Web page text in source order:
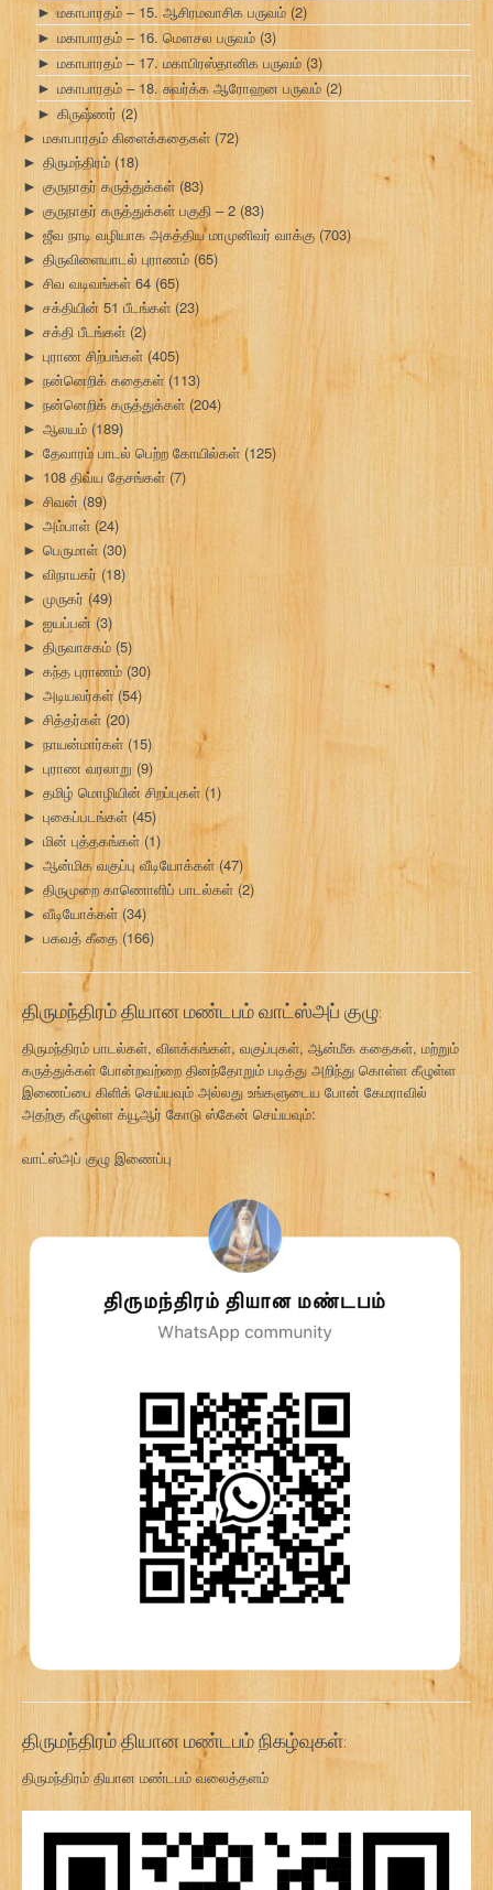
► மகாபாரதம் – 15. ஆசிரமவாசிக பருவம் (2)
► மகாபாரதம் – 16. மௌசல பருவம் (3)
► மகாபாரதம் – 17. மகாபிரஸ்தானிக பருவம் (3)
► மகாபாரதம் – 18. சுவர்க்க ஆரோஹன பருவம் (2)
► கிருஷ்ணர் (2)
► மகாபாரதம் கிளைக்கதைகள் (72)
► திருமந்திரம் (18)
► குருநாதர் கருத்துக்கள் (83)
► குருநாதர் கருத்துக்கள் பகுதி – 2 (83)
► ஜீவ நாடி வழியாக அகத்திய மாமுனிவர் வாக்கு (703)
► திருவிளையாடல் புராணம் (65)
► சிவ வடிவங்கள் 64 (65)
► சக்தியின் 51 பீடங்கள் (23)
► சக்தி பீடங்கள் (2)
► புராண சிற்பங்கள் (405)
► நன்னெறிக் கதைகள் (113)
► நன்னெறிக் கருத்துக்கள் (204)
► ஆலயம் (189)
► தேவாரம் பாடல் பெற்ற கோயில்கள் (125)
► 108 திவ்ய தேசங்கள் (7)
► சிவன் (89)
► அம்பாள் (24)
► பெருமாள் (30)
► விநாயகர் (18)
► முருகர் (49)
► ஐயப்பன் (3)
► திருவாசகம் (5)
► கந்த புராணம் (30)
► அடியவர்கள்(54)
► சித்தர்கள் (20)
► நாயன்மார்கள் (15)
► புராண வரலாறு (9)
► தமிழ் மொழியின் சிறப்புகள் (1)
► புகைப்படங்கள் (45)
► மின் புத்தகங்கள் (1)
► ஆன்மிக வகுப்பு வீடியோக்கள் (47)
► திருமுறை காணொளிப் பாடல்கள் (2)
► வீடியோக்கள் (34)
► பகவத் கீதை (166)
திருமந்திரம் தியான மண்டபம் வாட்ஸ்அப் குழு:
திருமந்திரம் பாடல்கள், விளக்கங்கள், வகுப்புகள், ஆன்மீக கதைகள், மற்றும்
கருத்துக்கள் போன்றவற்றை தினந்தோறும் படித்து அறிந்து கொள்ள கீழுள்ள
இணைப்பை கிளிக் செய்யவும் அல்லது உங்களுடைய போன் கேமராவில்
அதற்கு கீழுள்ள க்யூஆர் கோடு ஸ்கேன் செய்யவும்:
வாட்ஸ்அப் குழு இணைப்பு
திருமந்திரம் தியான மண்டபம் நிகழ்வுகள்:
திருமந்திரம் தியான மண்டபம் வலைத்தளம்